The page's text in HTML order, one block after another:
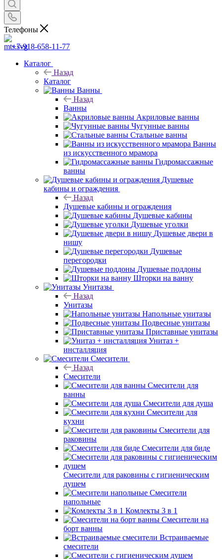
Телефоны
+7-918-658-11-77
Каталог
Назад
Каталог
Ванны
Назад
Ванны
Акриловые ванны
Чугунные ванны
Стальные ванны
Ванны
из искусственного мрамора
Гидромассажные
ванны
Душевые
кабины и ограждения
Назад
Душевые кабины и ограждения
Душевые кабины
Душевые уголки
Душевые двери в
нишу
Душевые
перегородки
Душевые поддоны
Шторки на ванну
Унитазы
Назад
Унитазы
Напольные унитазы
Подвесные унитазы
Приставные унитазы
Унитаз +
инсталляция
Смесители
Назад
Смесители
Смесители для
ванны
Смесители для душа
Смесители для
кухни
Смесители для
раковины
Смесители для биде
Смесители для раковины с гигиеническим
душем
Смесители
напольные
Комлекты 3 в 1
Смесители на
борт ванны
Встраиваемые
смесители